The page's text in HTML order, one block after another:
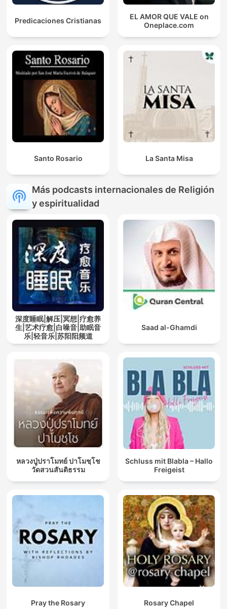
Predicaciones Cristianas
EL AMOR QUE VALE on
Oneplace.com
Santo Rosario La Santa Misa
Más podcasts internacionales de Religión
y espiritualidad
深度睡眠|解压|冥想|疗愈养
生|艺术疗愈|白噪音|助眠音
乐|轻音乐|苏阳阳频道
Saad al-Ghamdi
หลวงปู่ปราโมทย์ ปาโมชฺโช
วัดสวนสันติธรรม
Schluss mit Blabla – Hallo
Freigeist
Pray the Rosary Rosary Chapel